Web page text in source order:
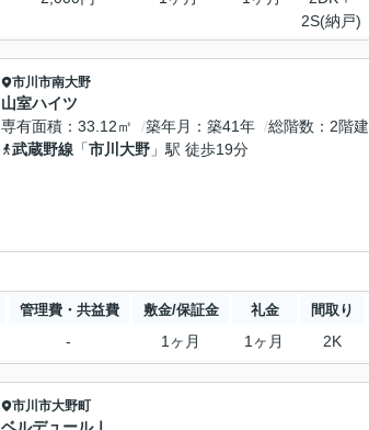
2S(納戸)
市川市南大野
山室ハイツ
専有面積
33.12㎡ 築年月 築41年 総階数 2階建
武蔵野線 「市川大野 」駅 徒歩19分
管理費・共益費 敷金/保証金 礼金 間取り
- 1ヶ月 1ヶ月 2K
市川市大野町